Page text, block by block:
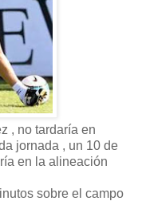
, no tardaría en
jornada , un 10 de
en la alineación
sobre el campo